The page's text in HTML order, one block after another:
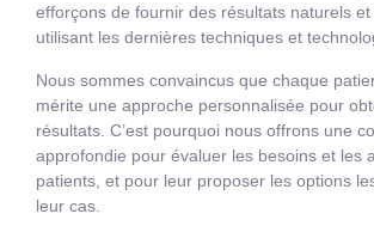
efforçons de fournir des résultats naturels
utilisant les dernières techniques et
Nous sommes convaincus que chaque
mérite une approche personnalisée pour
résultats. C’est pourquoi nous offrons une
approfondie pour évaluer les besoins et les
patients, et pour leur proposer les options
leur cas.